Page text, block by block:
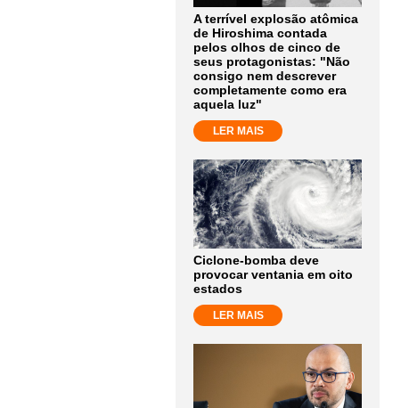
A terrível explosão atômica
de Hiroshima contada
pelos olhos de cinco de
seus protagonistas: "Não
consigo nem descrever
completamente como era
aquela luz"
LER MAIS
Ciclone-bomba deve
provocar ventania em oito
estados
LER MAIS